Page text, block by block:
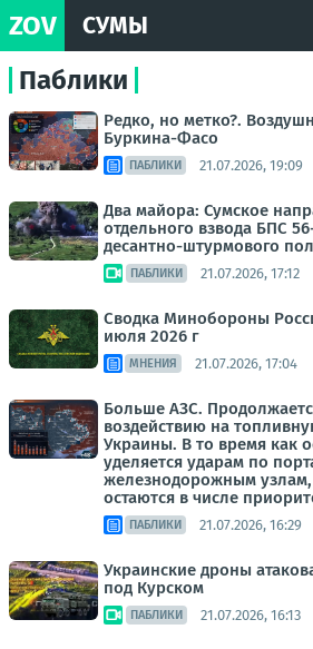
ZOV СУМЫ
Паблики
Редко, но метко?.
Буркина-Фасо
ПАБЛИКИ 21.07.2026, 19:09
Два майора: Сумское
отдельного взвода БПС
десантно-штурмового
ПАБЛИКИ 21.07.2026, 17:12
Сводка Минобороны
июля 2026 г
МНЕНИЯ 21.07.2026, 17:04
Больше АЗС.
воздействию на
Украины. В то время как
уделяется ударам по
железнодорожным узлам,
остаются в числе
ПАБЛИКИ 21.07.2026, 16:29
Украинские дроны
под Курском
ПАБЛИКИ 21.07.2026, 16:13